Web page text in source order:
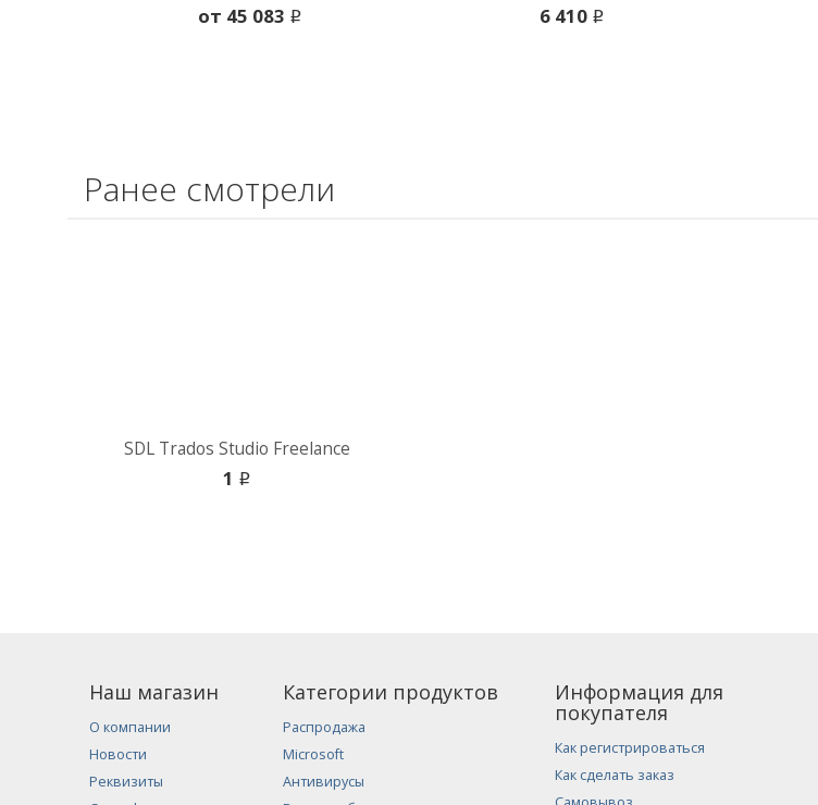
oт 45 083 i 6 410 i
Ранее смотрели
SDL Trados Studio Freelance
1 i
Наш магазин
О компании
Новости
Реквизиты
Категории продуктов
Распродажа
Microsoft
Антивирусы
Информация для
покупателя
Как регистрироваться
Как сделать заказ